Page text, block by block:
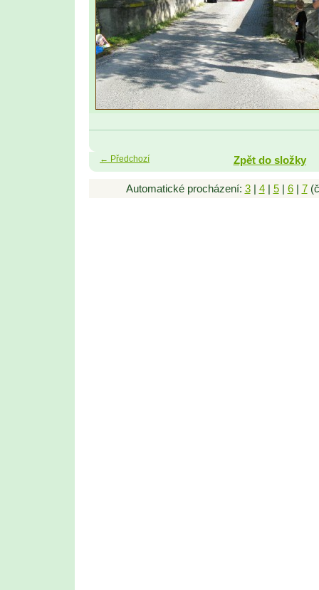
← Předchozí Zpět do složky
Automatické procházení: 3| 4| 5| 6| 7